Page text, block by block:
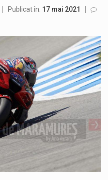
Noile statii de călători, achizitionate la preț de garsonieră per bucată, dezamăgesc total cetățenii care folosesc mijloacele de transport în…
Municipiul Baia Mare, prin Serviciul Public Comunitar Local de Evidență a Persoanelor - Serviciul Evidența Persoanelor, îi informează pe cetățenii…
Fostul deputat si primar Cătălin Cherecheș a fost invitat la Horia Nasra Show unde a sustinut o dezbatere pe teme…
Pompierii militari si un echipaj SMURD au intervenit in aceasta dimineata la degajarea unei persoane care a fost găsită spânzurată…
Liceul Ucrainean „Taras Șevcenko” din Sighetu Marmației, singurul liceu din România cu predare în limba ucraineană, are potențialul de a-și…
Proiectul pentru reconstrucția definitivă a podului peste râul Săsar din Baia Mare avansează într-o nouă etapă concretă. După asigurarea finanțării…
Publicat în: 17 mai 2021